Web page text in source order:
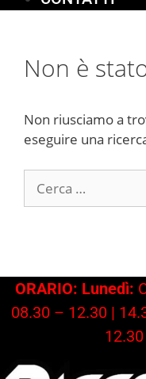
Non è
Non riusciamo a
eseguire una
per:
ORARIO: Lunedì:
08.30 – 12.30 |